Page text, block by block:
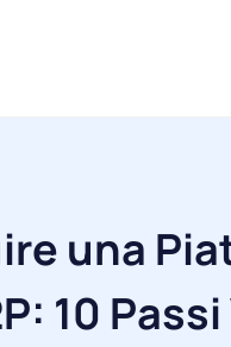
una
10 Passi